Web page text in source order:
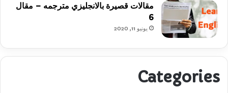
مقالات قصيرة بالانجليزي مترجمه – مقال
6
يونيو 11, 2020
Categories